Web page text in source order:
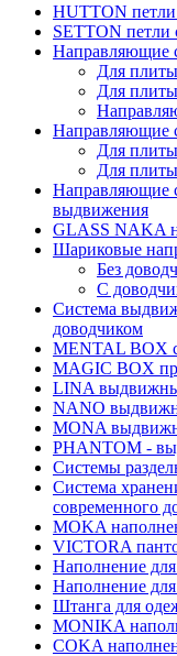
HUTTON
SETTON петли
Направляющие
Для
Для
Направляющие
Для
Для
Направляющие
выдвижения
GLASS NAKA
Шариковые
Без
С
Система
доводчиком
MENTAL BOX
MAGIC BOX
LINA
NANO
MONA
PHANTOM -
Системы
Система
современного
MOKA
VICTORA
Наполнение
Наполнение
Штанга для
MONIKA
COKA